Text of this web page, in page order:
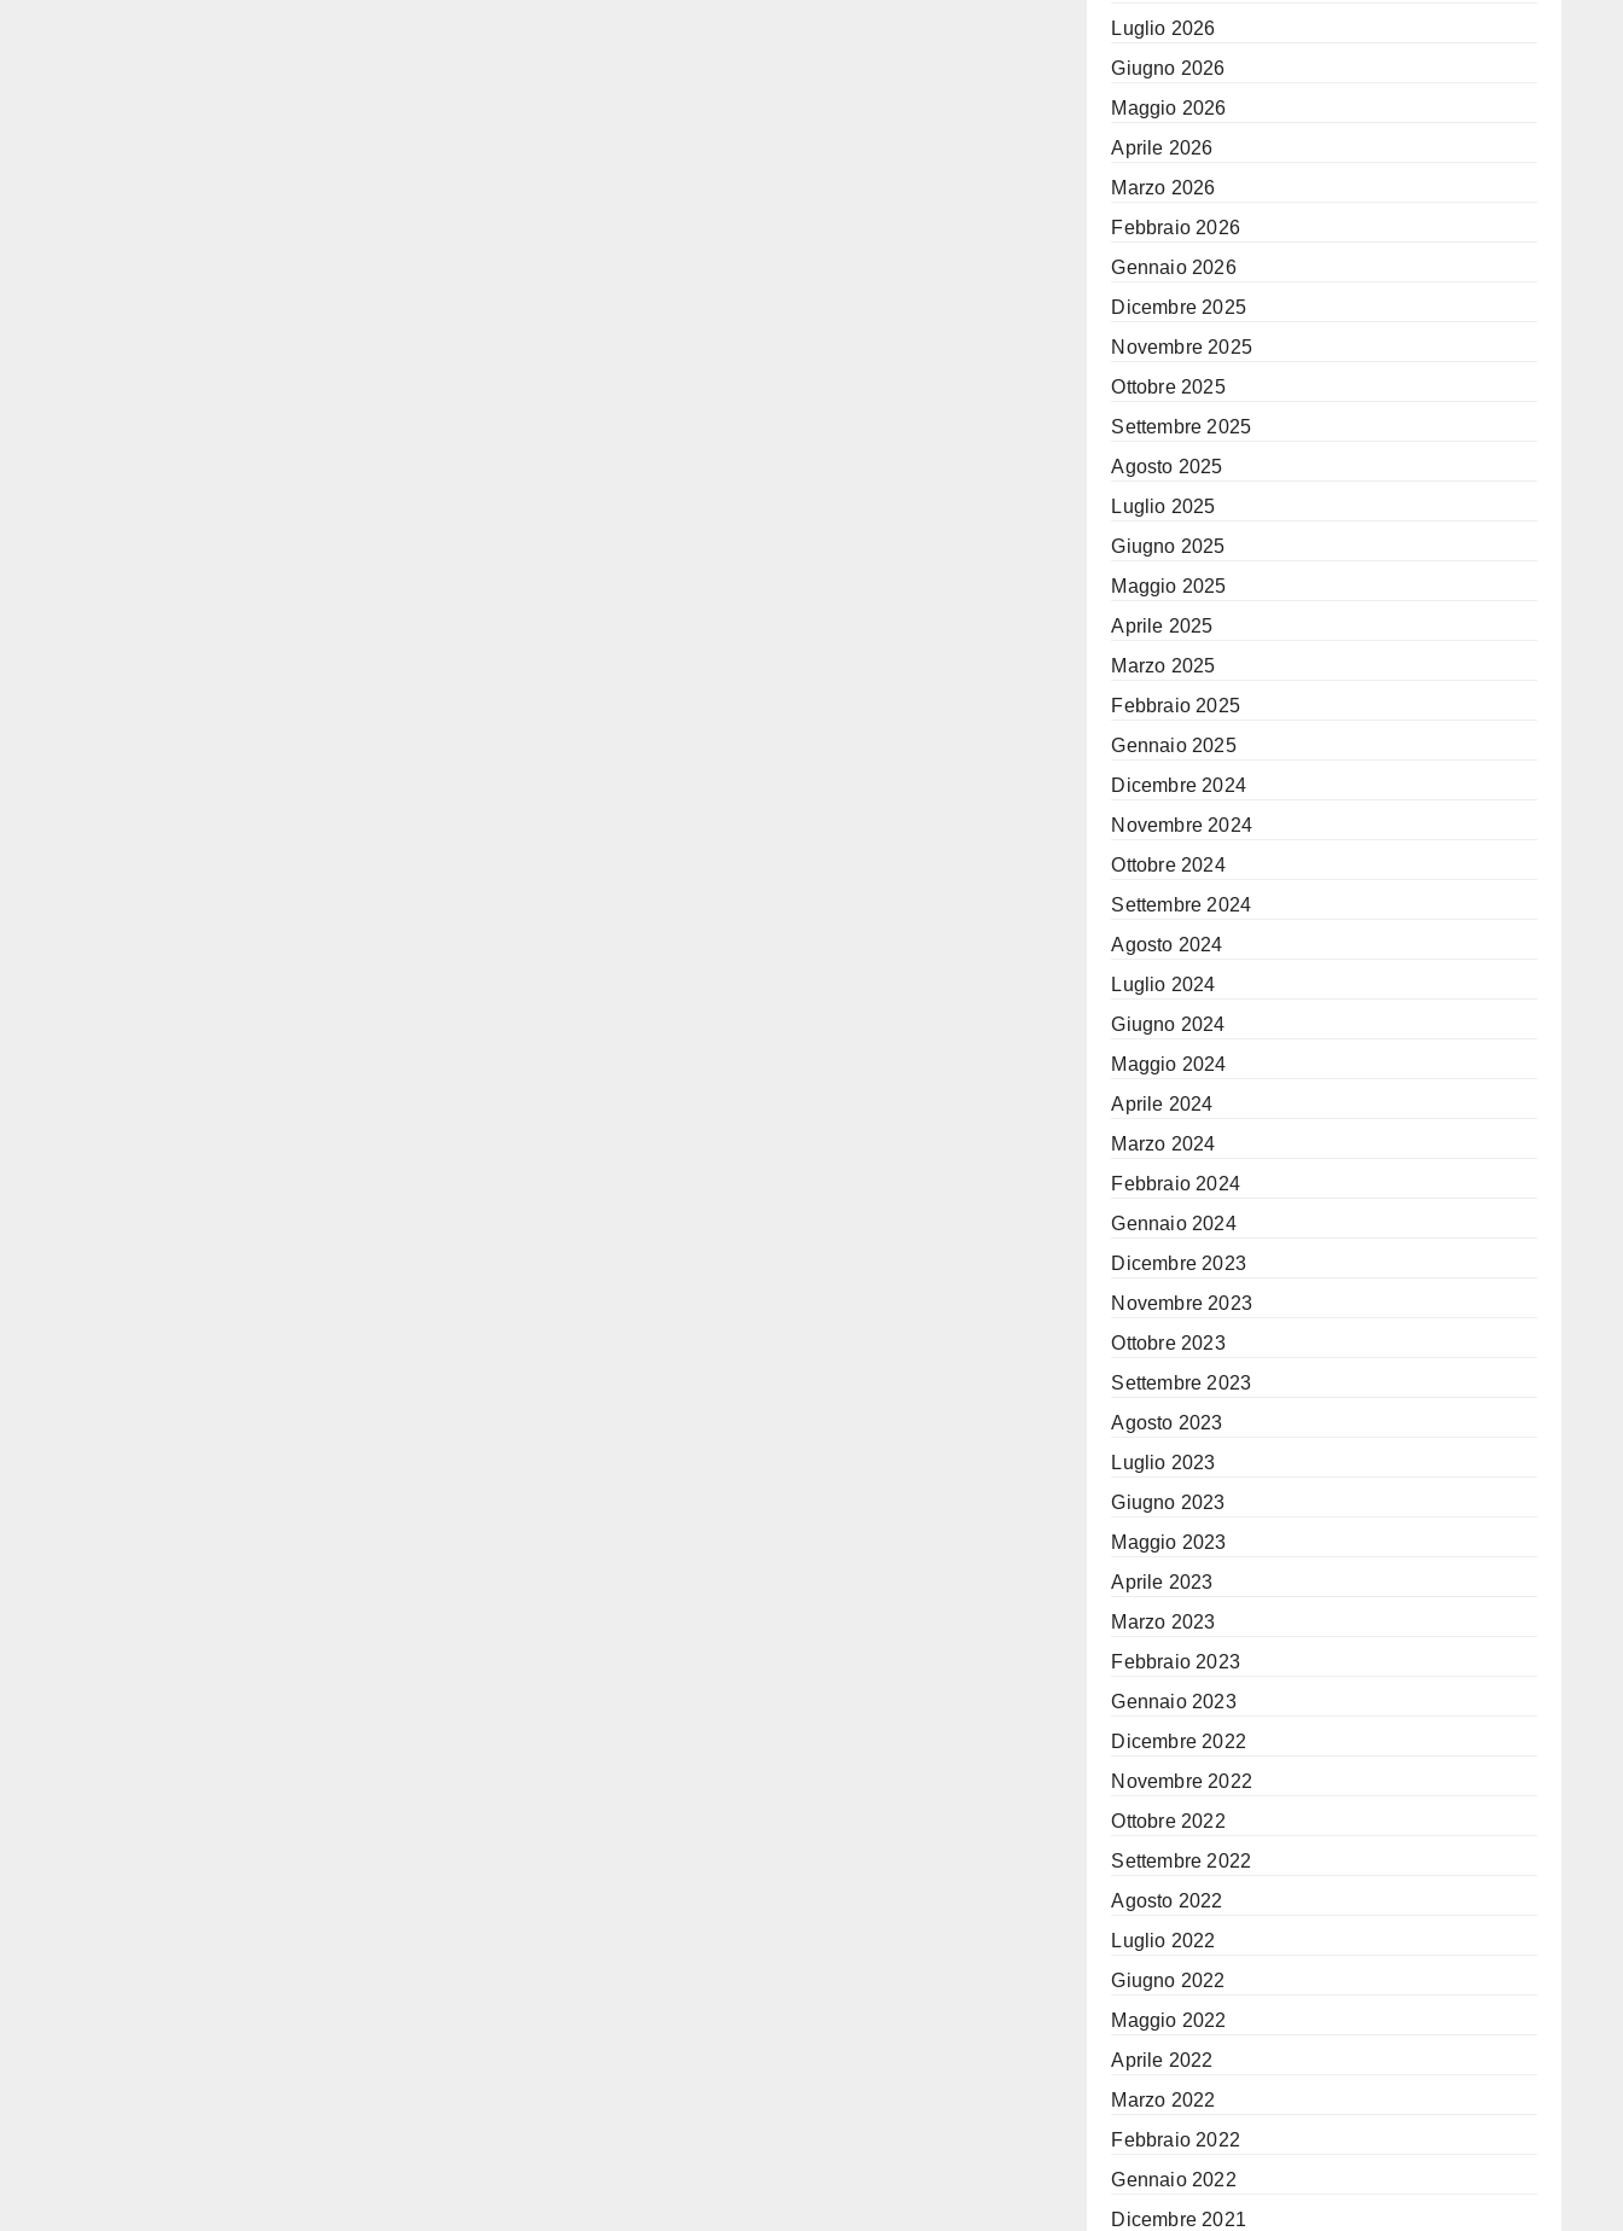
Luglio 2026
Giugno 2026
Maggio 2026
Aprile 2026
Marzo 2026
Febbraio 2026
Gennaio 2026
Dicembre 2025
Novembre 2025
Ottobre 2025
Settembre 2025
Agosto 2025
Luglio 2025
Giugno 2025
Maggio 2025
Aprile 2025
Marzo 2025
Febbraio 2025
Gennaio 2025
Dicembre 2024
Novembre 2024
Ottobre 2024
Settembre 2024
Agosto 2024
Luglio 2024
Giugno 2024
Maggio 2024
Aprile 2024
Marzo 2024
Febbraio 2024
Gennaio 2024
Dicembre 2023
Novembre 2023
Ottobre 2023
Settembre 2023
Agosto 2023
Luglio 2023
Giugno 2023
Maggio 2023
Aprile 2023
Marzo 2023
Febbraio 2023
Gennaio 2023
Dicembre 2022
Novembre 2022
Ottobre 2022
Settembre 2022
Agosto 2022
Luglio 2022
Giugno 2022
Maggio 2022
Aprile 2022
Marzo 2022
Febbraio 2022
Gennaio 2022
Dicembre 2021